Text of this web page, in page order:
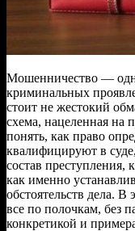
Мошенничество —
криминальных
стоит не жестокий
схема, нацеленная на
понять, как право
квалифицируют в
состав преступления,
как именно
обстоятельств дела.
все по полочкам, без
конкретикой и